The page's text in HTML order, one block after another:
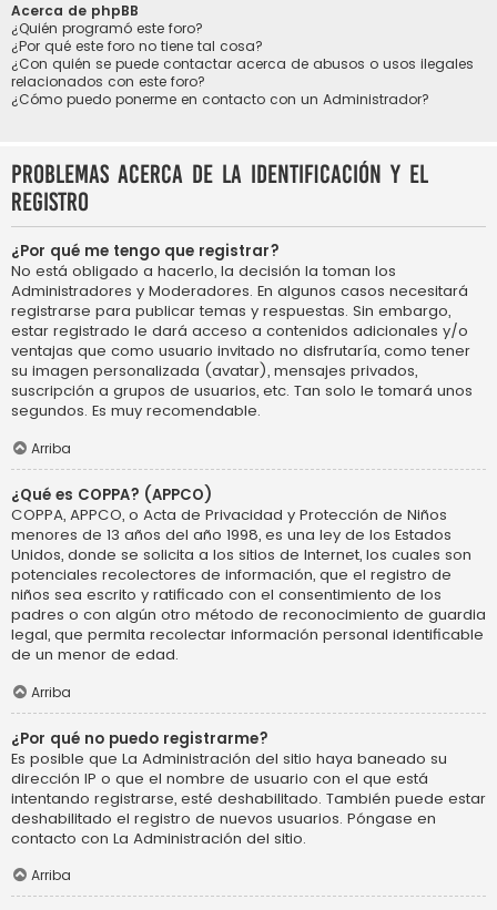
Acerca de phpBB
¿Quién programó este foro?
¿Por qué este foro no tiene tal cosa?
¿Con quién se puede contactar acerca de abusos o usos ilegales
relacionados con este foro?
¿Cómo puedo ponerme en contacto con un Administrador?
Problemas acerca de la identificación y el
registro
¿Por qué me tengo que registrar?
No está obligado a hacerlo, la decisión la toman los
Administradores y Moderadores. En algunos casos necesitará
registrarse para publicar temas y respuestas. Sin embargo,
estar registrado le dará acceso a contenidos adicionales y/o
ventajas que como usuario invitado no disfrutaría, como tener
su imagen personalizada (avatar), mensajes privados,
suscripción a grupos de usuarios, etc. Tan solo le tomará unos
segundos. Es muy recomendable.
Arriba
¿Qué es COPPA? (APPCO)
COPPA, APPCO, o Acta de Privacidad y Protección de Niños
menores de 13 años del año 1998, es una ley de los Estados
Unidos, donde se solicita a los sitios de Internet, los cuales son
potenciales recolectores de información, que el registro de
niños sea escrito y ratificado con el consentimiento de los
padres o con algún otro método de reconocimiento de guardia
legal, que permita recolectar información personal identificable
de un menor de edad.
Arriba
¿Por qué no puedo registrarme?
Es posible que La Administración del sitio haya baneado su
dirección IP o que el nombre de usuario con el que está
intentando registrarse, esté deshabilitado. También puede estar
deshabilitado el registro de nuevos usuarios. Póngase en
contacto con La Administración del sitio.
Arriba